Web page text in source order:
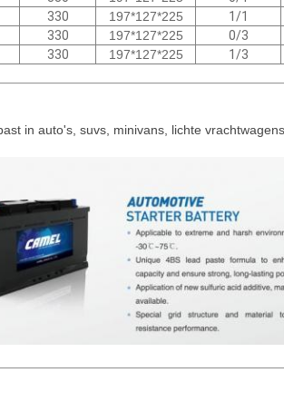
330 197*127*225 1/1
330 197*127*225 0/3
330 197*127*225 1/3
in auto's, suvs, minivans, lichte